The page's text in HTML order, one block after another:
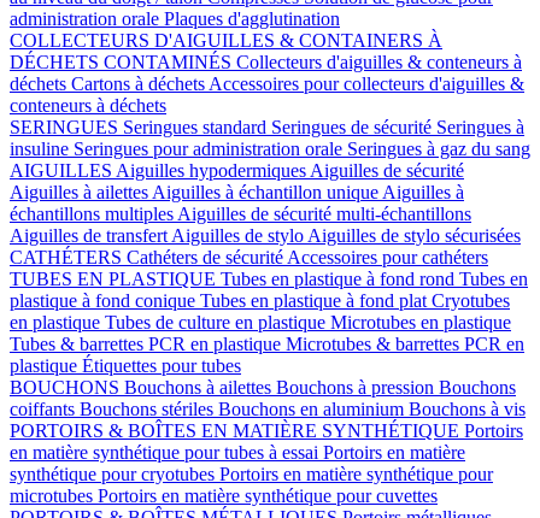
administration orale Plaques d'agglutination
COLLECTEURS D'AIGUILLES & CONTAINERS À
DÉCHETS CONTAMINÉS Collecteurs d'aiguilles & conteneurs à
déchets Cartons à déchets Accessoires pour collecteurs d'aiguilles &
conteneurs à déchets
SERINGUES Seringues standard Seringues de sécurité Seringues à
insuline Seringues pour administration orale Seringues à gaz du sang
AIGUILLES Aiguilles hypodermiques Aiguilles de sécurité
Aiguilles à ailettes Aiguilles à échantillon unique Aiguilles à
échantillons multiples Aiguilles de sécurité multi-échantillons
Aiguilles de transfert Aiguilles de stylo Aiguilles de stylo sécurisées
CATHÉTERS Cathéters de sécurité Accessoires pour cathéters
TUBES EN PLASTIQUE Tubes en plastique à fond rond Tubes en
plastique à fond conique Tubes en plastique à fond plat Cryotubes
en plastique Tubes de culture en plastique Microtubes en plastique
Tubes & barrettes PCR en plastique Microtubes & barrettes PCR en
plastique Étiquettes pour tubes
BOUCHONS Bouchons à ailettes Bouchons à pression Bouchons
coiffants Bouchons stériles Bouchons en aluminium Bouchons à vis
PORTOIRS & BOÎTES EN MATIÈRE SYNTHÉTIQUE Portoirs
en matière synthétique pour tubes à essai Portoirs en matière
synthétique pour cryotubes Portoirs en matière synthétique pour
microtubes Portoirs en matière synthétique pour cuvettes